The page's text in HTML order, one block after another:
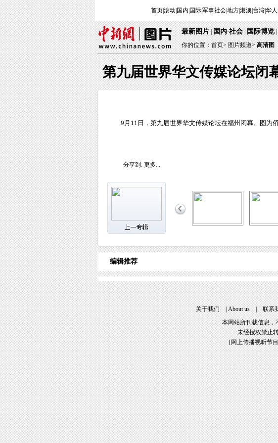
首页|滚动 国内 国际|军事社会|地方|港澳 台湾|华人
最新图片|国内·社会|国际博览|
你的位置：首页>图片频道> 高清图
第九届世界华文传媒论坛闭
9月11日，第九届世界华文传媒论坛在福州闭幕。图为
分享到: 更多...
编辑推荐
关于我们|About us|联系
本网站所刊载信息，
未经授权禁止
[网上传播视听节